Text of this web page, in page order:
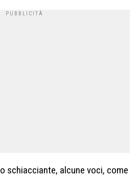
schiacciante, alcune voci, come